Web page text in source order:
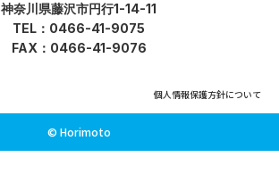
神奈川県藤沢市円行1-14-11
TEL： 0466-41-9075
FAX：0466-41-9076
個人情報保護方針について
© Horimoto